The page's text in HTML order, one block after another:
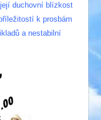
duchovní blízkost
k prosbám
a nestabilní